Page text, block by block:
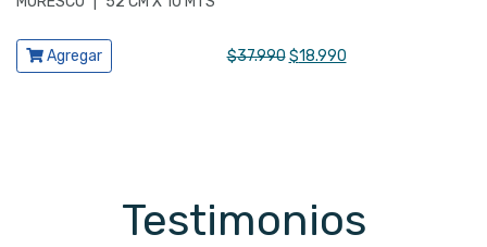
Ver producto
Agregar $37.990 El
$18.990El
Testimonios